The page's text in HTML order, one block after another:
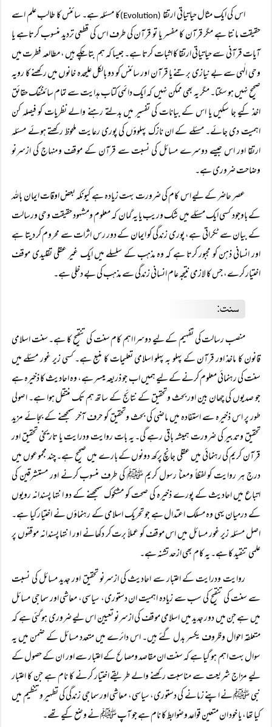
اس کی ایک مثال حیاتیاتی ارتقا (Evolution)
کا مسئلہ ہے۔ سائنس کا طالب علم اسے
حقیقت مانتا ہے مگر قرآن کا مفسر یا تو قرآن کی طرف اس کی قطعی تردید منسوب کرتاہے یا
آیات قرآنی سے حیاتیاتی ارتقا کا اثبات کرتا ہے۔ جیسا کہ ہم بتا چکے ہیں ، مطالعہ فطرت میں
وحی الٰہی سے بے نیازی برتنے یا قرآن اور سائنس کو دو بالکل علیحدہ خانوں میں رکھنے کا رویہ
صحیح نہیں ہو سکتا۔ مگر یہ بھی ممکن نہیں کہ ایک دائمی کتاب ہدایت سے تمام سائنٹفک حقائق
اخذ کیے جا سکیں یا اس کے بیانات کی تفسیر میں بدلتے رہنے والے نظریات کو فیصلہ کن
اہمیت دی جائے۔ مسئلے کے ان نازک پہلوؤں کی پوری رعایت ملحوظ رکھتے ہوئے مسئلہ
ارتقا اور اس جیسے دوسرے مسائل کی نسبت سے قرآن کے موقف ومنہاج کی ازسرنو
وضاحت ضروری ہے۔
عصر حاضر کے لیے اس کام کی ضرورت بہت زیادہ ہے کیونکہ بعض اوقات ایمان باللہ
کے باوجود کسی ایک مسئلے میں شک وریب یا یہ گمان کہ معلوم ومشہود حقیقت وحی ورسالت
کے بیان سے ٹکراتی ہے، پوری زندگی کو ایمان کے دور رس اثرات سے محروم کر دیتا ہے
اور انسانی ذہن کو مجبور کرتا ہے کہ وہ مذہب کے سلسلے میں ایک غیر عقلی تقلیدی موقف
اختیار کرے، جس کا لازمی نتیجہ عام انسانی زندگی سے مذہب کی بے دخلی ہے۔
سنت:
منصب رسالت کی تفہیم کے لیے دوسرا اہم کام سنت کی تنقیح کا ہے۔ سنت اسلامی
قانون کا ماخذ اور قرآن کے پہلو بہ پہلو اسلامی تعلیمات کا منبع ہے۔ کسی زیر غور مسئلے میں
سنت کی رہنمائی معلوم کرنے کے لیے ہمیں اب جو ذریعہ میسر ہے، وہ احادیث کا ذخیرہ ہے
جو صدیوں کی چھان بین اور بحث وتحقیق کے نتائج کے ساتھ ہم تک منتقل ہوا ہے۔ اصولی
طور پر اس ذخیرہ سے استفادہ میں ماضی کی بحث وتحقیق کو حرف آخر سمجھنے کے بجائے مزید
تحقیق وتدبیر کی ضرورت ہمیشہ باقی رہے گی۔ یہ بات روایت ودرایت یا تاریخی تحقیق اور
قرآن کریم کی رہنمائی میں عقلی جانچ پرکھ دونوں کے بارے میں صحیح ہے۔ چند مجموعوں میں
درج ہر روایت کو لفظاً ومعناً رسول کریم ﷺ کی طرف منسوب کرنے اور مستشرقین کی
اتباع میں احادیث کے پورے ذخیرہ کی صحت کو مشکوک سمجھنے کے دو انتہا پسندانہ رویوں
کے درمیان یہی وہ مسلک اعتدال ہے جو تحریک اسلامی کے رہنماؤں نے اختیار کیا ہے۔
اصل مسئلہ زیر غور مسائل میں اس موقف کو عملاً برت کر دکھانے اور انتہا پسندانہ موقفوں پر
علمی تنقید کا ہے۔ یہ کام بھی ازحد تشنہ ہے۔
روایت ودرایت کے اعتبار سے احادیث کی ازسرنو تحقیق اور جدید مسائل کی نسبت
سے سنت کی تنقیح کی سب سے زیادہ اہمیت ان دستوری، سیاسی، معاشی اور سماجی مسائل
میں ہے جن میں دور جدید میں اسلامی موقف کی ازسرنو تعیین اس لیے ضروری ہو گئی ہے کہ
متعلقہ احوال وظروف یکسر بدل گئے ہیں۔ اس دائرے میں متعدد مسائل کے ضمن میں یہ
سوال بہت اہم ہو گیا ہے کہ سنت ان مقاصد ومصالح کے اعتبار سے اور ان کے حصول کے
لیے مزاج شریعت سے مناسبت رکھنے والے طریقے اختیار کرنے کا نام ہے جن کا اعتبار
نبی ﷺ نے اپنے زمانے کی دستوری، سیاسی، معاشی اور سماجی زندگی کی تطہیر وتنظیم میں
کیا تھا، یا خود ان متعین قواعد وضوابط کا نام ہے جو آپ ﷺ نے وضع کیے تھے۔